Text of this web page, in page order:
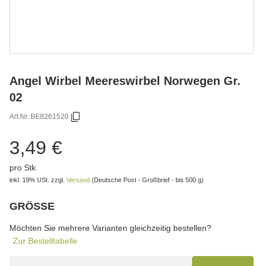
Angel Wirbel Meereswirbel Norwegen Gr.
02
Art.Nr.:BE8261520
3,49 €
pro Stk
inkl. 19% USt. zzgl. Versand (Deutsche Post - Großbrief - bis 500 g)
GRÖSSE
Möchten Sie mehrere Varianten gleichzeitig bestellen?
Zur Bestelltabelle